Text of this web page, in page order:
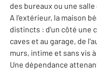
des bureaux ou une salle
A l'extérieur, la maison
distincts : d'un côté une
caves et au garage, de
murs, intime et sans vis
Une dépendance